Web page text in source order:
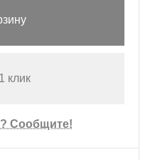
клик
Сообщите!